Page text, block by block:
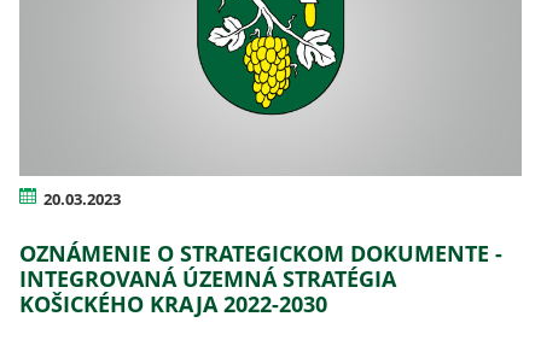
20.03.2023
OZNÁMENIE O STRATEGICKOM DOKUMENTE -
INTEGROVANÁ ÚZEMNÁ STRATÉGIA
KOŠICKÉHO KRAJA 2022-2030